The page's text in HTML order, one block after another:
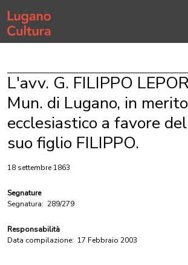
Home page
L'avv. G. FILIPPO
Mun. di Lugano, in
ecclesiastico a favore
suo figlio FILIPPO.
18 settembre 1863
Segnature
Segnatura: 289/279
Responsabilità
Data compilazione: 17 Febbraio 2003